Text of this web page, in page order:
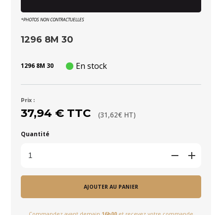
*PHOTOS NON CONTRACTUELLES
1296 8M 30
1296 8M 30 En stock
Prix :
37,94 € TTC (31,62€ HT)
Quantité
AJOUTER AU PANIER